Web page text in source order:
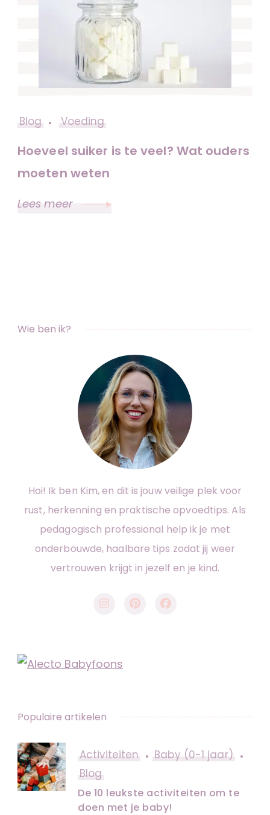
Blog Voeding
Hoeveel suiker is te veel? Wat ouders
moeten weten
Lees meer
Wie ben ik?
Hoi! Ik ben Kim, en dit is jouw veilige plek voor
rust, herkenning en praktische opvoedtips. Als
pedagogisch professional help ik je met
onderbouwde, haalbare tips zodat jij weer
vertrouwen krijgt in jezelf en je kind.
Populaire artikelen
Activiteiten
Baby (0-1 jaar)
Blog
De 10 leukste activiteiten om te
doen met je baby!